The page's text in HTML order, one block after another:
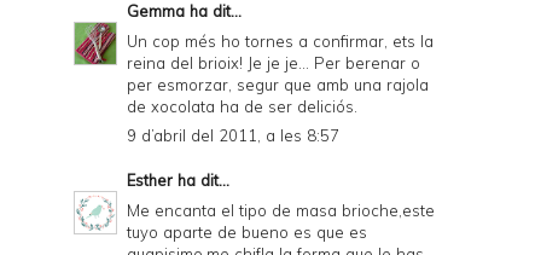
Gemma ha dit...
Un cop més ho tornes a confirmar, ets la
reina del brioix! Je je je... Per berenar o
per esmorzar, segur que amb una rajola
de xocolata ha de ser deliciós.
9 d’abril del 2011, a les 8:57
Esther ha dit...
Me encanta el tipo de masa brioche,este
tuyo aparte de bueno es que es